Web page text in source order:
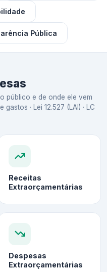
Pública
público e de onde ele vem
· Lei 12.527 (LAI) · LC
Receitas
Extraorçamentárias
Despesas
Extraorçamentárias